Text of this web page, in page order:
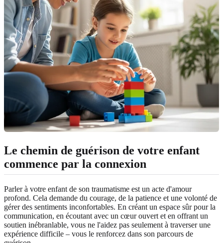
Le chemin de guérison de votre enfant
commence par la connexion
Parler à votre enfant de son traumatisme est un acte d'amour
profond. Cela demande du courage, de la patience et une volonté de
gérer des sentiments inconfortables. En créant un espace sûr pour la
communication, en écoutant avec un cœur ouvert et en offrant un
soutien inébranlable, vous ne l'aidez pas seulement à traverser une
expérience difficile – vous le renforcez dans son parcours de